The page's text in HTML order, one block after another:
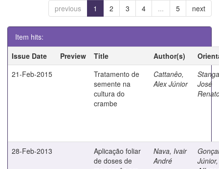
previous 1 2 3 4 ... 5 next
Item hits:
Issue Date
Preview Title Author(s)
21-Feb-2015
Tratamento de
semente na
cultura do
crambe
Cattanêo,
Alex Júnior
José
28-Feb-2013
Aplicação foliar
de doses de
Nava, Ivair
André
Júnior,